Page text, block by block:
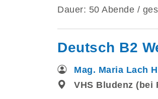
Dauer: 50 Abende /
Deutsch B2
Mag. Maria Lach
VHS Bludenz (bei